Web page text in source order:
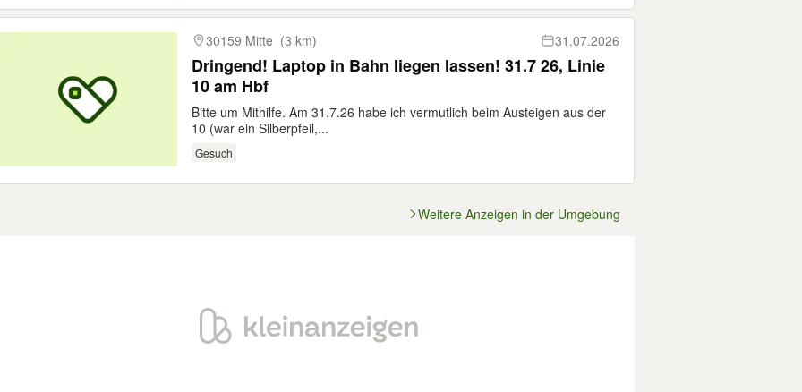
30159 Mitte (3 km) 31.07.2026
Dringend! Laptop in Bahn liegen lassen! 31.7 26, Linie
10 am Hbf
Bitte um Mithilfe. Am 31.7.26 habe ich vermutlich beim Austeigen aus der
10 (war ein Silberpfeil,...
Gesuch
Weitere Anzeigen in der Umgebung